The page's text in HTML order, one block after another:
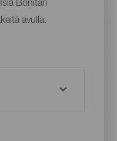
Bonitan
avulla.